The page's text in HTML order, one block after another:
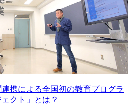
携による全国初の教育プログラ
クト」とは？